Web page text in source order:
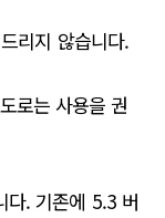
리지 않습니다.
로는 사용을 권
다. 기존에 5.3 버